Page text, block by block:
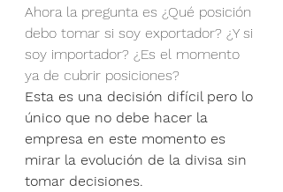
Ahora la pregunta es ¿Qué posición
debo tomar si soy exportador? ¿Y si
soy importador? ¿Es el momento
ya de cubrir posiciones?
Esta es una decisión difícil pero lo
único que no debe hacer la
empresa en este momento es
mirar la evolución de la divisa sin
tomar decisiones.